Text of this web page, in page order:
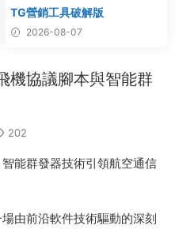
TG營銷工具破解版
2026-08-07
機協議腳本與智能群
202
能群發器技術引領航空通信
由前沿軟件技術驅動的深刻